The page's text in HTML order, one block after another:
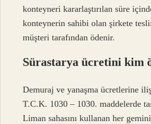
konteyneri kararlaştırılan süre
konteynerin sahibi olan şirkete
müşteri tarafından ödenir.
Sürastarya ücretini kim
Demuraj ve yanaşma ücretlerine
T.C.K. 1030 – 1030. maddelerde
Liman sahasını kullanan her